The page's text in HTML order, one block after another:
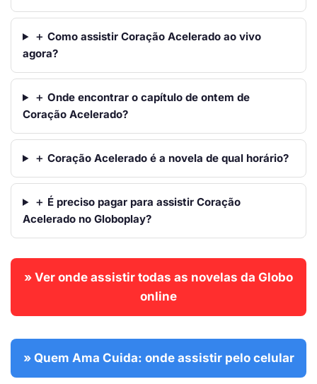
＋ Como assistir Coração Acelerado ao vivo
agora?
＋ Onde encontrar o capítulo de ontem de
Coração Acelerado?
＋ Coração Acelerado é a novela de qual horário?
＋ É preciso pagar para assistir Coração
Acelerado no Globoplay?
» Ver onde assistir todas as novelas da Globo
online
» Quem Ama Cuida: onde assistir pelo celular